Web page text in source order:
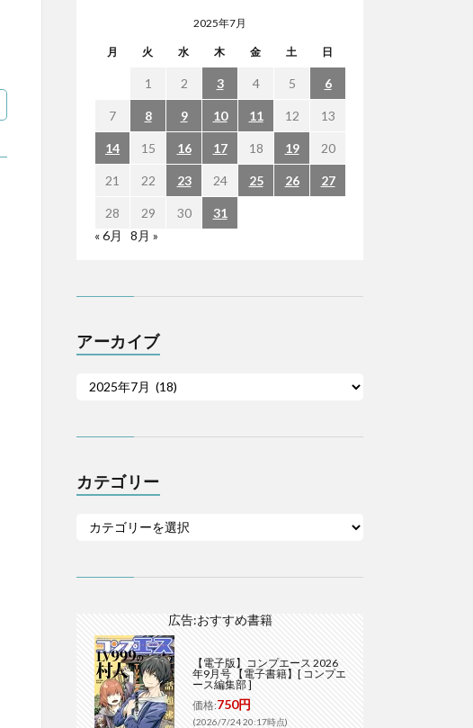
2025年7月
月 火 水 木 金 土 日
1 2 3 4 5 6
7 8 9 10 11 12 13
14 15 16 17 18 19 20
21 22 23 24 25 26 27
28 29 30
31
« 6月
8月 »
アーカイブ
カテゴリー
広告:おすすめ書籍
【電子版】コンプエース 2026
年9月号 【電子書籍】[ コンプエ
ース編集部 ]
価格:750円
(2026/7/24 20:17時点)